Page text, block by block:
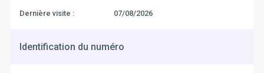
Dernière visite : 07/08/2026
Identification du numéro